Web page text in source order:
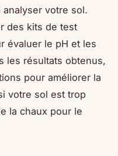
votre sol.
des kits de test
évaluer le pH et les
les résultats obtenus,
pour améliorer la
votre sol est trop
la chaux pour le